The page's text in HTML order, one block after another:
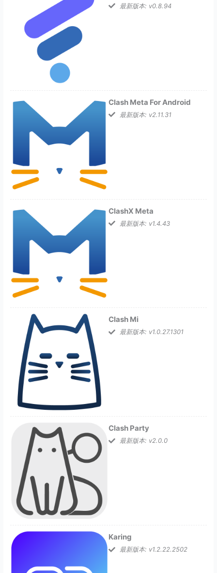
最新版本: v0.8.94
Clash Meta For Android
最新版本: v2.11.31
ClashX Meta
最新版本: v1.4.43
Clash Mi
最新版本: v1.0.27.1301
Clash Party
最新版本: v2.0.0
Karing
最新版本: v1.2.22.2502